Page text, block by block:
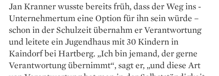
Jan Kranner wusste bereits früh, dass der Weg ins ­
Unternehmertum eine Option für ihn sein würde –
schon in der Schulzeit übernahm er Verantwortung
und leitete ein Jugendhaus mit 30 Kindern in
Kaindorf bei Hartberg. „Ich bin jemand, der gerne
Verantwortung übernimmt“, sagt er, „und diese Art